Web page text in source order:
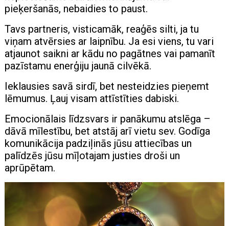
pieķeršanās, nebaidies to paust.
Tavs partneris, visticamāk, reaģēs silti, ja tu
viņam atvērsies ar laipnību. Ja esi viens, tu vari
atjaunot saikni ar kādu no pagātnes vai pamanīt
pazīstamu enerģiju jaunā cilvēkā.
Ieklausies savā sirdī, bet nesteidzies pieņemt
lēmumus. Ļauj visam attīstīties dabiski.
Emocionālais līdzsvars ir panākumu atslēga –
dāvā mīlestību, bet atstāj arī vietu sev. Godīga
komunikācija padziļinās jūsu attiecības un
palīdzēs jūsu mīļotajam justies droši un
aprūpētam.